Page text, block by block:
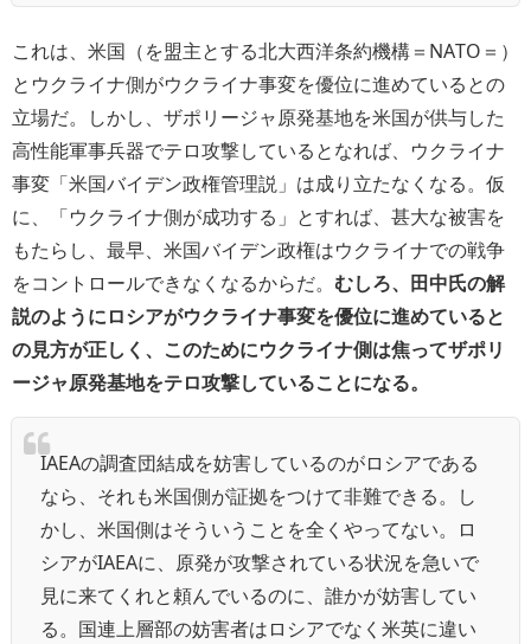
これは、米国（を盟主とする北大西洋条約機構＝NATO＝）
とウクライナ側がウクライナ事変を優位に進めているとの
立場だ。しかし、ザポリージャ原発基地を米国が供与した
高性能軍事兵器でテロ攻撃しているとなれば、ウクライナ
事変「米国バイデン政権管理説」は成り立たなくなる。仮
に、「ウクライナ側が成功する」とすれば、甚大な被害を
もたらし、最早、米国バイデン政権はウクライナでの戦争
をコントロールできなくなるからだ。 むしろ、田中氏の解
説のようにロシアがウクライナ事変を優位に進めていると
の見方が正しく、このためにウクライナ側は焦ってザポリ
ージャ原発基地をテロ攻撃していることになる。
IAEAの調査団結成を妨害しているのがロシアである
なら、それも米国側が証拠をつけて非難できる。し
かし、米国側はそういうことを全くやってない。ロ
シアがIAEAに、原発が攻撃されている状況を急いで
見に来てくれと頼んでいるのに、誰かが妨害してい
る。国連上層部の妨害者はロシアでなく米英に違い